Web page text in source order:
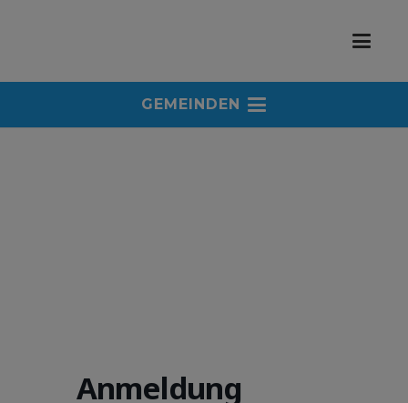
GEMEINDEN
Anmeldung